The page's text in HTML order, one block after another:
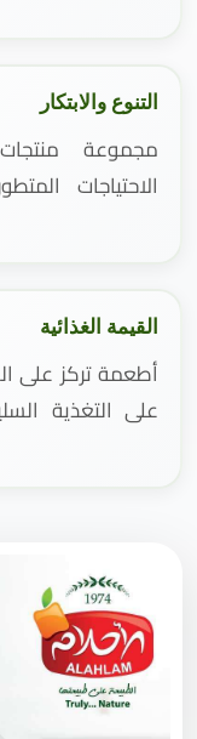
التنوع والابتكار
مجموعة
الاحتياجات
القيمة الغذائية
أطعمة تركز على
على التغذية